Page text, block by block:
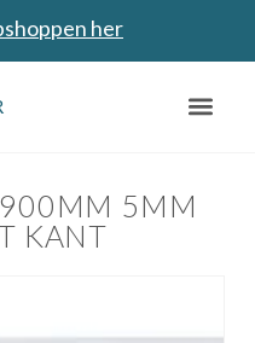
her
5MM
KANT